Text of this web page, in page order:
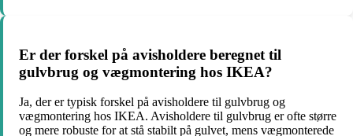
Er der forskel på avisholdere beregnet til
gulvbrug og vægmontering hos IKEA?
Ja, der er typisk forskel på avisholdere til gulvbrug og
vægmontering hos IKEA. Avisholdere til gulvbrug er ofte større
og mere robuste for at stå stabilt på gulvet, mens vægmonterede